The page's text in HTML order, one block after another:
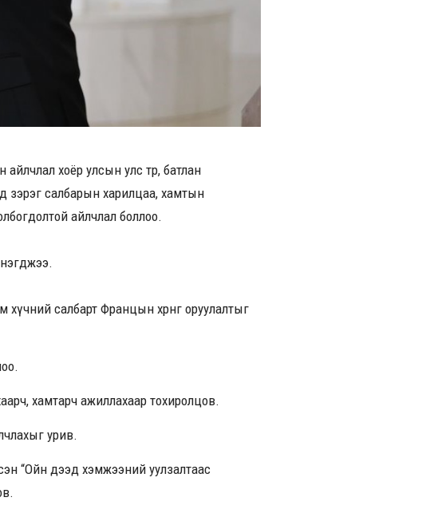
хоёр улсын улс төр, батлан
зэрэг салбарын харилцаа, хамтын
айлчлал боллоо.
салбарт Францын хөрөнгө оруулалтыг
хамтарч ажиллахаар тохиролцов.
урив.
“Ойн дээд хэмжээний уулзалтаас